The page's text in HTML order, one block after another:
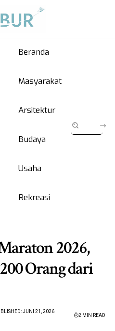
Beranda
Masyarakat
Arsitektur
Budaya
Usaha
Rekreasi
2026,
Orang dari
JUNI 21, 2026
2 MIN READ